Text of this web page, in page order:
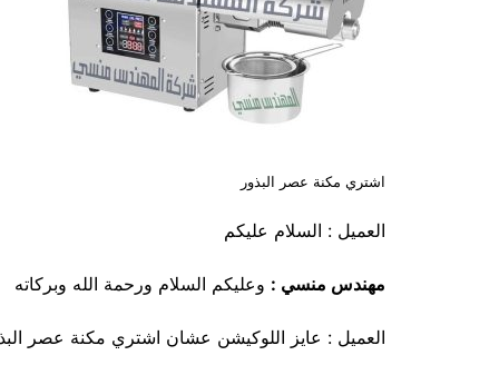
اشتري مكنة عصر البذور
العميل : السلام عليكم
مهندس منسي : وعليكم السلام ورحمة الله وبركاته
العميل : عايز اللوكيشن عشان اشتري مكنة عصر